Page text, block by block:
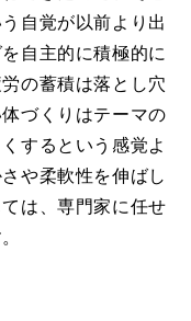
自覚が以前より出
自主的に積極的に
の蓄積は落とし穴
づくりはテーマの
するという感覚よ
や柔軟性を伸ばし
は、専門家に任せ